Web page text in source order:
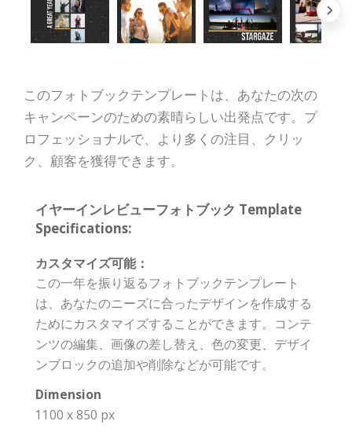
このフォトブックテンプレートは、あなたの次の
キャンペーンのための素晴らしい出発点です。プ
ロフェッショナルで、より多くの注目、クリッ
ク、顧客を獲得できます。
イヤーインレビューフォトブック Template
Specifications:
カスタマイズ可能：
この一年を振り返るフォトブックテンプレート
は、あなたのニーズに合ったデザインを作成する
ためにカスタマイズすることができます。コンテ
ンツの編集、画像の差し替え、色の変更、デザイ
ンブロックの追加や削除などが可能です。
Dimension
1100 x 850 px